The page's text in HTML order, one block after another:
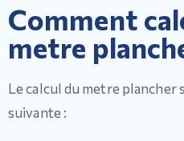
Comment
metre
Le calcul du metre plancher
suivante :